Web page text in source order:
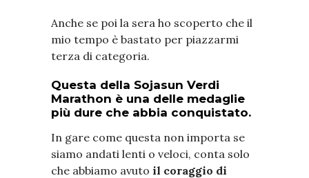
Anche se poi la sera ho scoperto che il
mio tempo è bastato per piazzarmi
terza di categoria.
Questa della Sojasun Verdi
Marathon è una delle medaglie
più dure che abbia conquistato.
In gare come questa non importa se
siamo andati lenti o veloci, conta solo
che abbiamo avuto il coraggio di